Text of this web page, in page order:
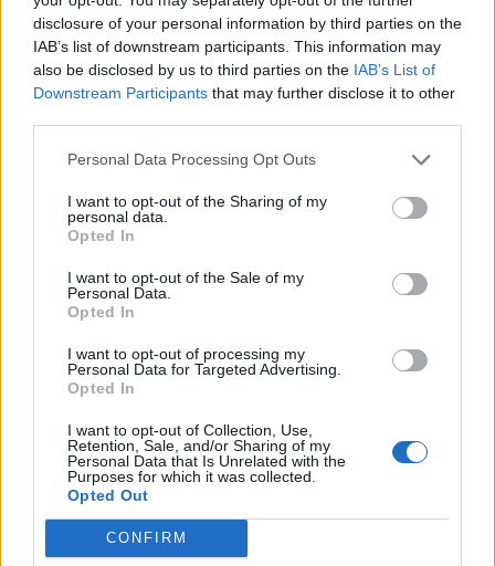
disclosure of your personal information by third parties on the
IAB’s list of downstream participants. This information may
also be disclosed by us to third parties on the IAB’s List of
Downstream Participants that may further disclose it to other
Personal Data Processing Opt Outs
I want to opt-out of the Sharing of my
personal data.
Opted In
I want to opt-out of the Sale of my
Personal Data.
Opted In
I want to opt-out of processing my
Personal Data for Targeted Advertising.
Opted In
I want to opt-out of Collection, Use,
Retention, Sale, and/or Sharing of my
Personal Data that Is Unrelated with the
Purposes for which it was collected.
Opted Out
CONFIRM
Ingyenes elitgimnázium képzi a jövő
mérnökeit Pesten: 8-szoros a túljelentkezés
"A digitális transzformáció fejben dől el. Van, akiknek
egyszerűen túl kell lépniük azon, hogy ahogy 40 éve
tanítottak az ma is jó lesz" - mondta el a
Pénzcentrumnak adott interjújában Lázár Tibor, a
iskolavezető pedagógussal többek között beszélgettünk
a mai magyar oktatás pozitív, negatív oldalairól; a
tanárok bérezéséről, és az ebből származó
feszültségekről; a menedzserszemléletű
intézményvezetésről; a digitalizáció oktatásra gyakorolt
hatásairól; ahogy arról is, hogy a növendékek legnagyobb
része a BME-n, valamilyen mérnökképzésben folytatja
PÉNZCENTRUM| 2017. május 4. 12:03
Na ne! Tényleg bevezetik az óvodákban a
bukást?
Pedig még a törvénnyel is ütközik.
MAGYAR NEMZET | 2016. június 21. 09:35
Ennyire gyenge felvételit 10 éve nem írtak az
általános iskolások
Mi állhat a gyenge teljesítmény hátterében?
PÉNZCENTRUM| 2016. május 18. 15:01
Hoppon maradtak a szülők: nem oldódik meg a
magyar iskolák gondja